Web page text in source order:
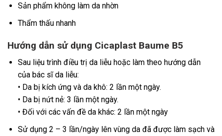
Sản phẩm không làm da nhờn
Thẩm thấu nhanh
Hướng dẫn sử dụng Cicaplast Baume B5
Sau liệu trình điều trị da liễu hoặc làm theo hướng dẫn
của bác sĩ da liễu:
• Da bị kích ứng và da khô: 2 lần một ngày.
• Da bị nứt nẻ: 3 lần một ngày.
• Đối với các vấn đề da khác: 2 lần một ngày
Sử dụng 2 – 3 lần/ngày lên vùng da đã được làm sạch và